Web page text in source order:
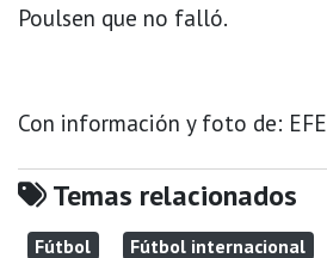
Poulsen que no falló.
Con información y foto de: EFE
Temas relacionados
Fútbol Fútbol internacional